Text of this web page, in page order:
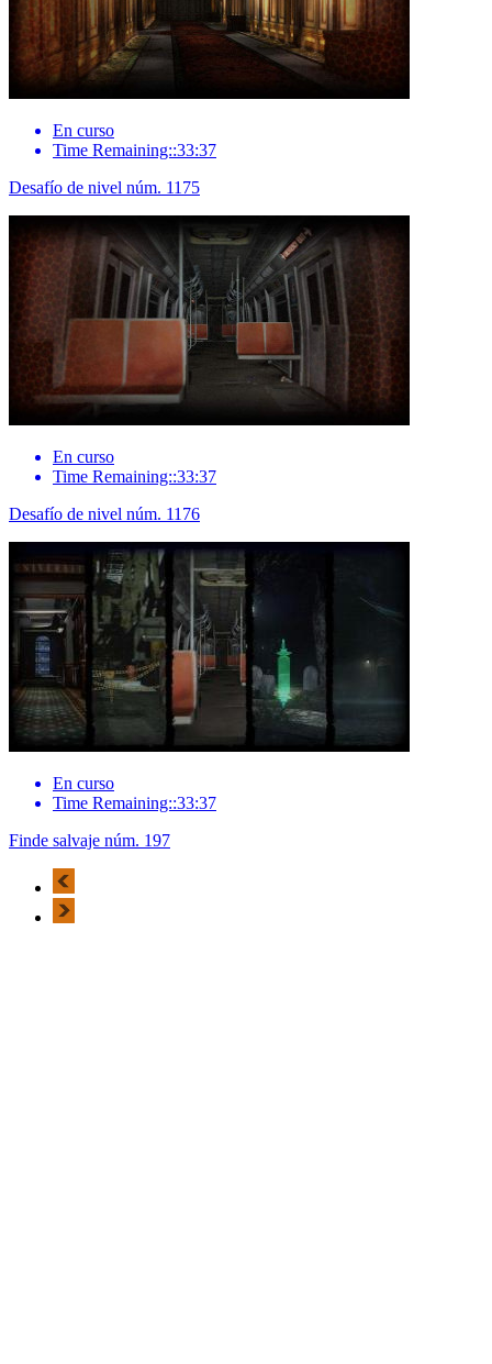
En curso
Time Remaining::33:37
Desafío de nivel núm. 1175
En curso
Time Remaining::33:37
Desafío de nivel núm. 1176
En curso
Time Remaining::33:37
Finde salvaje núm. 197